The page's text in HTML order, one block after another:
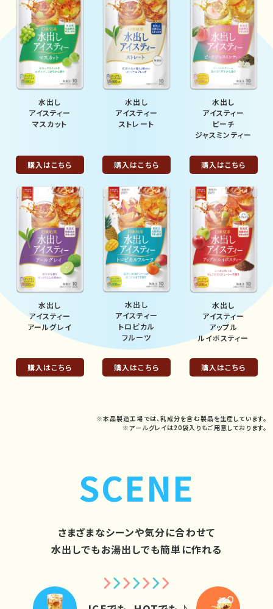
水出し
アイスティー
マスカット
購入はこちら
水出し
アイスティー
ストレート
購入はこちら
水出し
アイスティー
ピーチ
ジャスミンティー
購入はこちら
水出し
アイスティー
アールグレイ
購入はこちら
水出し
アイスティー
トロピカル
フルーツ
購入はこちら
水出し
アイスティー
アップル
ルイボスティー
購入はこちら
※本品製造工場では、乳成分を含む製品を生産しています。
※アールグレイは20袋入りもご用意しております。
SCENE
さまざまなシーンや気分に合わせて
水出しでもお湯出しでも簡単に作れる